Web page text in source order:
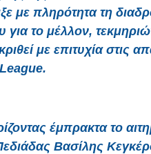
με πληρότητα τη
το μέλλον,
με επιτυχία στις
έμπρακτα το
Βασίλης